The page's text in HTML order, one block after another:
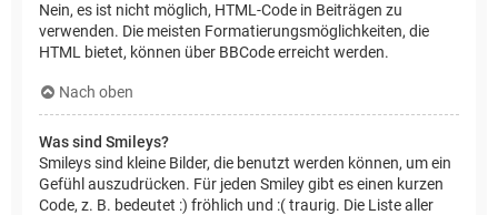
Nein, es ist nicht möglich, HTML-Code in Beiträgen zu
verwenden. Die meisten Formatierungsmöglichkeiten, die
HTML bietet, können über BBCode erreicht werden.
Nach oben
Was sind Smileys?
Smileys sind kleine Bilder, die benutzt werden können, um ein
Gefühl auszudrücken. Für jeden Smiley gibt es einen kurzen
Code, z. B. bedeutet :) fröhlich und :( traurig. Die Liste aller